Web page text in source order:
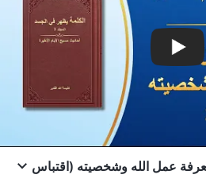
عمل الله وشخصيته (اقتباس